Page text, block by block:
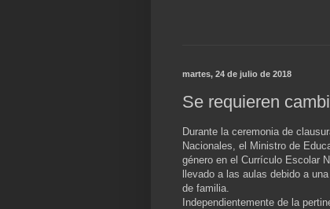
martes, 24 de julio de 2018
Se requieren
Durante la ceremonia de
Nacionales, el Ministro de
género en el Currículo Escolar
llevado a las aulas debido a
de familia.
Independientemente de la